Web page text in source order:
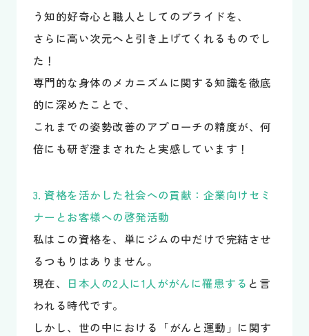
う知的好奇心と職人としてのプライドを、
さらに高い次元へと引き上げてくれるものでし
た！
専門的な身体のメカニズムに関する知識を徹底
的に深めたことで、
これまでの姿勢改善のアプローチの精度が、何
倍にも研ぎ澄まされたと実感しています！
3. 資格を活かした社会への貢献：企業向けセミ
ナーとお客様への啓発活動
私はこの資格を、単にジムの中だけで完結させ
るつもりはありません。
現在、
日本人の2人に1人ががんに罹患する と言
われる時代です。
しかし、世の中における「がんと運動」に関す